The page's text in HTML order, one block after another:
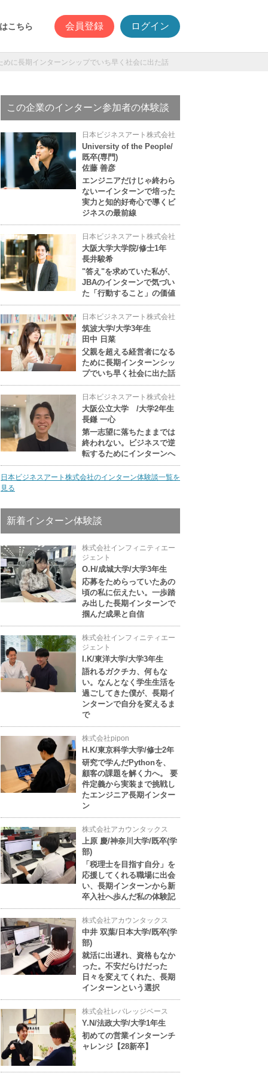
こちら 会員登録 ログイン
に長期インターンシップでいち早く社会に出た話
この企業のインターン参加者の体験談
日本ビジネスアート株式会社
University of the People/
既卒(専門)
佐藤 善彦
エンジニアだけじゃ終わら
ないーインターンで培った
実力と知的好奇心で導くビ
ジネスの最前線
日本ビジネスアート株式会社
大阪大学大学院/修士1年
長井駿希
"答え"を求めていた私が、
JBAのインターンで気づい
た「行動すること」の価値
日本ビジネスアート株式会社
筑波大学/大学3年生
田中 日菜
父親を超える経営者になる
ために長期インターンシッ
プでいち早く社会に出た話
日本ビジネスアート株式会社
大阪公立大学 /大学2年生
長鎌 一心
第一志望に落ちたままでは
終われない。ビジネスで逆
転するためにインターンへ
日本ビジネスアート株式会社のインターン体験談一覧を
見る
新着インターン体験談
株式会社インフィニティエー
ジェント
O.H/成城大学/大学3年生
応募をためらっていたあの
頃の私に伝えたい。一歩踏
み出した長期インターンで
掴んだ成果と自信
株式会社インフィニティエー
ジェント
I.K/東洋大学/大学3年生
語れるガクチカ、何もな
い。なんとなく学生生活を
過ごしてきた僕が、長期イ
ンターンで自分を変えるま
で
株式会社pipon
H.K/東京科学大学/修士2年
研究で学んだPythonを、
顧客の課題を解く力へ。 要
件定義から実装まで挑戦し
たエンジニア長期インター
ン
株式会社アカウンタックス
上原 慶/神奈川大学/既卒(学
部)
「税理士を目指す自分」を
応援してくれる職場に出会
い、長期インターンから新
卒入社へ歩んだ私の体験記
株式会社アカウンタックス
中井 双葉/日本大学/既卒(学
部)
就活に出遅れ、資格もなか
った。不安だらけだった
日々を変えてくれた、長期
インターンという選択
株式会社レバレッジベース
Y.N/法政大学/大学1年生
初めての営業インターンチ
ャレンジ【28新卒】